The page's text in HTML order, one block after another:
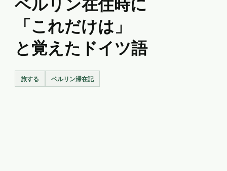
ベルリン在住時に
「これだけは」
と覚えたドイツ語
旅する ベルリン滞在記